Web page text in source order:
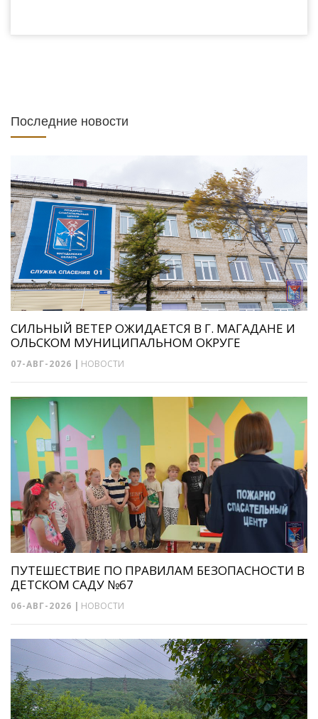
Последние новости
СИЛЬНЫЙ ВЕТЕР ОЖИДАЕТСЯ В Г. МАГАДАНЕ И
ОЛЬСКОМ МУНИЦИПАЛЬНОМ ОКРУГЕ
07-АВГ-2026 | НОВОСТИ
ПУТЕШЕСТВИЕ ПО ПРАВИЛАМ БЕЗОПАСНОСТИ В
ДЕТСКОМ САДУ №67
06-АВГ-2026 | НОВОСТИ